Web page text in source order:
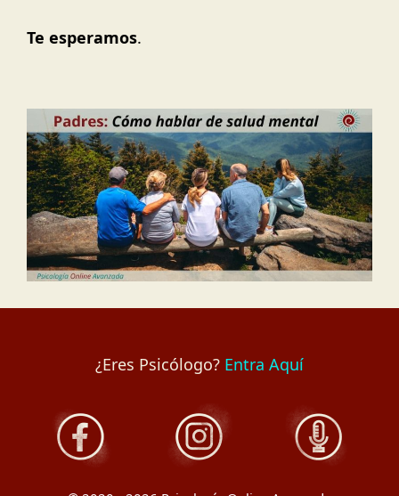
Te esperamos.
¿Eres Psicólogo? Entra Aquí